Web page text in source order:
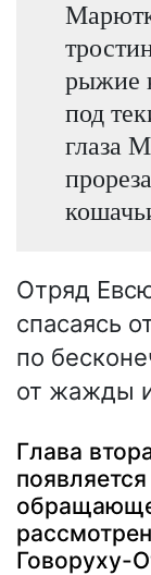
рыжие
под
глаза
Отряд
спасаясь
по
от жажды
Глава
Говоруху-